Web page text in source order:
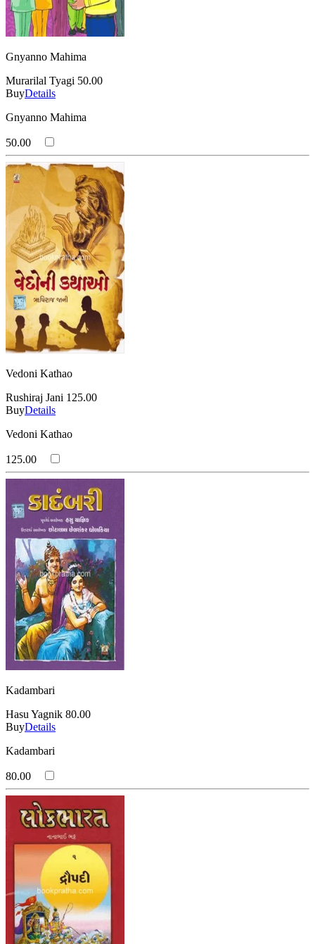
Gnyanno Mahima
Murarilal Tyagi 50.00
BuyDetails
Gnyanno Mahima
50.00
Vedoni Kathao
Rushiraj Jani 125.00
BuyDetails
Vedoni Kathao
125.00
Kadambari
Hasu Yagnik 80.00
BuyDetails
Kadambari
80.00